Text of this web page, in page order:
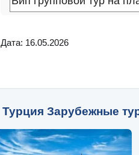
Дата: 16.05.2026
Турция Зарубежные